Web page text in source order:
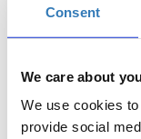
Consent
We care about
We use cookies
provide social
Συμμετοχή